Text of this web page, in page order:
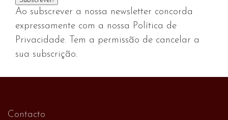
Ao subscrever a nossa newsletter concorda
expressamente com a nossa Política de
Privacidade. Tem a permissão de cancelar a
sua subscrição.
Contacto